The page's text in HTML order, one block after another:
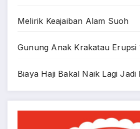
Melirik Keajaiban Alam Suoh
Gunung Anak Krakatau Erupsi
Biaya Haji Bakal Naik Lagi Jadi